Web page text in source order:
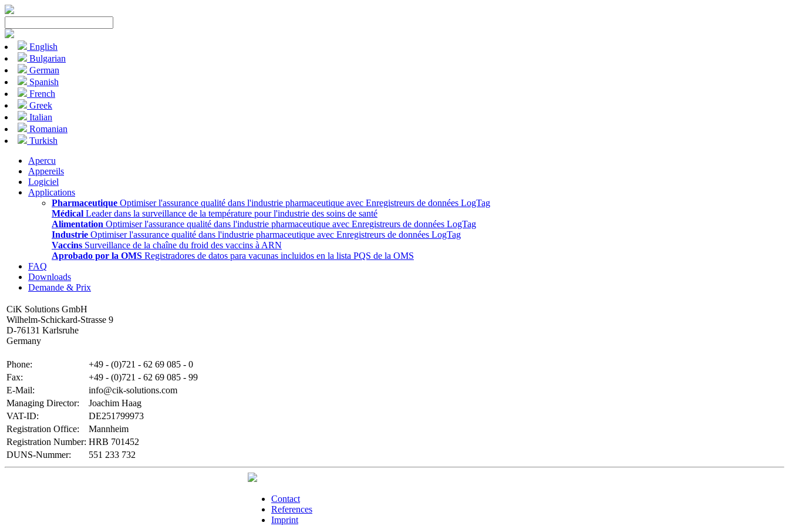
English
Bulgarian
German
Spanish
French
Greek
Italian
Romanian
Turkish
Apercu
Appereils
Logiciel
Applications
Pharmaceutique Optimiser l'assurance qualité dans l'industrie pharmaceutique avec Enregistreurs de données LogTag
Médical Leader dans la surveillance de la température pour l'industrie des soins de santé
Alimentation Optimiser l'assurance qualité dans l'industrie pharmaceutique avec Enregistreurs de données LogTag
Industrie Optimiser l'assurance qualité dans l'industrie pharmaceutique avec Enregistreurs de données LogTag
Vaccins Surveillance de la chaîne du froid des vaccins à ARN
Aprobado por la OMS Registradores de datos para vacunas incluidos en la lista PQS de la OMS
FAQ
Downloads
Demande & Prix
CiK Solutions GmbH
Wilhelm-Schickard-Strasse 9
D-76131 Karlsruhe
Germany
Phone:
+49 - (0)721 - 62 69 085 - 0
Fax:
+49 - (0)721 - 62 69 085 - 99
E-Mail:
info@cik-solutions.com
Managing Director:
Joachim Haag
VAT-ID:
DE251799973
Registration Office:
Mannheim
Registration Number: HRB 701452
DUNS-Nummer:
551 233 732
Contact
References
Imprint